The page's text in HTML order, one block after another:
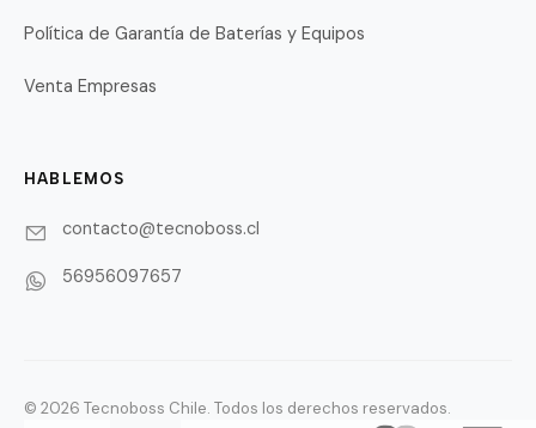
Política de Garantía de Baterías y Equipos
Venta Empresas
HABLEMOS
contacto@tecnoboss.cl
56956097657
© 2026 Tecnoboss Chile. Todos los derechos reservados.